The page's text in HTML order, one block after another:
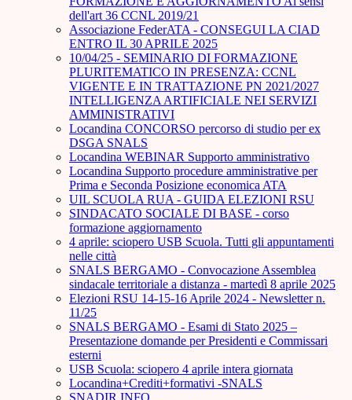
dell'art 36 CCNL 2019/21
Associazione FederATA - CONSEGUI LA CIAD
ENTRO IL 30 APRILE 2025
10/04/25 - SEMINARIO DI FORMAZIONE
PLURITEMATICO IN PRESENZA: CCNL
VIGENTE E IN TRATTAZIONE PN 2021/2027
INTELLIGENZA ARTIFICIALE NEI SERVIZI
AMMINISTRATIVI
Locandina CONCORSO percorso di studio per ex
DSGA SNALS
Locandina WEBINAR Supporto amministrativo
Locandina Supporto procedure amministrative per
Prima e Seconda Posizione economica ATA
UIL SCUOLA RUA - GUIDA ELEZIONI RSU
SINDACATO SOCIALE DI BASE - corso
formazione aggiornamento
4 aprile: sciopero USB Scuola. Tutti gli appuntamenti
nelle città
SNALS BERGAMO - Convocazione Assemblea
sindacale territoriale a distanza - martedì 8 aprile 2025
Elezioni RSU 14-15-16 Aprile 2024 - Newsletter n.
11/25
SNALS BERGAMO - Esami di Stato 2025 –
Presentazione domande per Presidenti e Commissari
esterni
USB Scuola: sciopero 4 aprile intera giornata
Locandina+Crediti+formativi -SNALS